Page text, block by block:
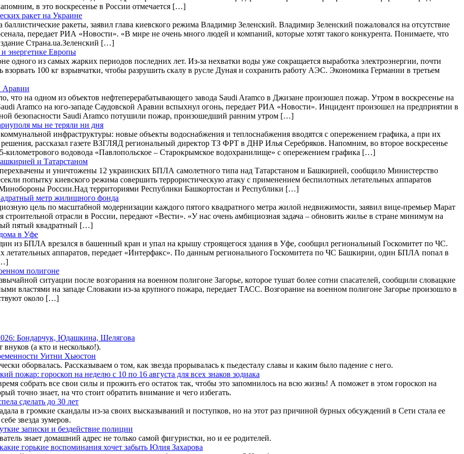
в это воскресенье в России отмечается […]
ракет на Украине
ракеты, заявил глава киевского режима Владимир Зеленский. Владимир Зеленский пожаловался на отсутствие
передает РИА «Новости». «В мире не очень много людей и компаний, которые хотят такого конкурента. Понимаете, что
Страна.ua.Зеленский […]
энергетике Европы
одного из самых жарких периодов последних лет. Из-за нехватки воды уже сокращается выработка электроэнергии, почти
100 кг взрывчатки, чтобы разрушить скалу в русле Дуная и сохранить работу АЭС. Экономика Германии в третьем
Аравии
что на одном из объектов нефтеперерабатывающего завода Saudi Aramco в Джизане произошел пожар. Утром в воскресенье на
Aramco на юго-западе Саудовской Аравии вспыхнул огонь, передает РИА «Новости». Инцидент произошел на предприятии в
безопасности Saudi Aramco потушили пожар, произошедший ранним утром […]
мы не теряли ни дня
инфраструктуры: новые объекты водоснабжения и теплоснабжения вводятся с опережением графика, а при их
рассказал газете ВЗГЛЯД региональный директор ТЗ ФРТ в ДНР Илья Серебряков. Напомним, во второе воскресенье
километрового водовода «Павлопольское – Старокрымское водохранилище» с опережением графика […]
и Татарстаном
и уничтожены 12 украинских БПЛА самолетного типа над Татарстаном и Башкирией, сообщило Министерство
попытку киевского режима совершить террористическую атаку с применением беспилотных летательных аппаратов
России.Над территориями Республики Башкортостан и Республики […]
метр жилищного фонда
цель по масштабной модернизации каждого пятого квадратного метра жилой недвижимости, заявил вице-премьер Марат
отрасли в России, передают «Вести». «У нас очень амбициозная задача – обновить жилье в стране минимум на
пятый квадратный […]
в Уфе
из БПЛА врезался в башенный кран и упал на крышу строящегося здания в Уфе, сообщил региональный Госкомитет по ЧС.
летательных аппаратов, передает «Интерфакс». По данным регионального Госкомитета по ЧС Башкирии, один БПЛА попал в
полигоне
ситуации после возгорания на военном полигоне Загорье, которое тушат более сотни спасателей, сообщили словацкие
властями на западе Словакии из-за крупного пожара, передает ТАСС. Возгорание на военном полигоне Загорье произошло в
около […]
Бондарчук, Юдашкина, Шелягова
(а кто и несколько!).
Уитни Хьюстон
оборвалась. Рассказываем о том, как звезда прорывалась к пьедесталу славы и каким было падение с него.
пожар: гороскоп на неделю с 10 по 16 августа для всех знаков зодиака
собрать все свои силы и прожить его остаток так, чтобы это запомнилось на всю жизнь! А поможет в этом гороскоп на
точно знает, на что стоит обратить внимание и чего избегать.
сделать до 30 лет
в громкие скандалы из-за своих высказываний и поступков, но на этот раз причиной бурных обсуждений в Сети стала ее
звезда зумеров.
записки и бездействие полиции
знает домашний адрес не только самой фигуристки, но и ее родителей.
горькие воспоминания хочет забыть Юлия Захарова